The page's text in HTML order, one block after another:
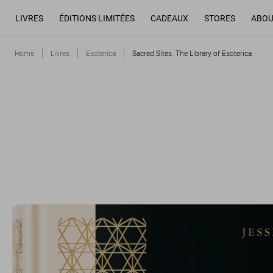
LIVRES ÉDITIONS LIMITÉES CADEAUX STORES
Home Livres Esoterica Sacred Sites. The Library of Esoterica